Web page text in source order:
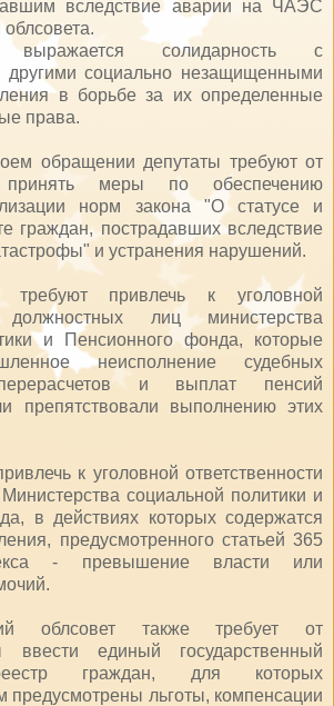
вследствие аварии на ЧАЭС
солидарность с
другими социально незащищенными
в борьбе за их определенные
права.
обращении депутаты требуют от
принять меры по обеспечению
норм закона "О статусе и
граждан, пострадавших вследствие
и устранения нарушений.
требуют привлечь к уголовной
должностных лиц министерства
и Пенсионного фонда, которые
неисполнение судебных
и выплат пенсий
препятствовали выполнению этих
к уголовной ответственности
социальной политики и
в действиях которых содержатся
предусмотренного статьей 365
- превышение власти или
облсовет также требует от
ввести единый государственный
граждан, для которых
предусмотрены льготы, компенсации